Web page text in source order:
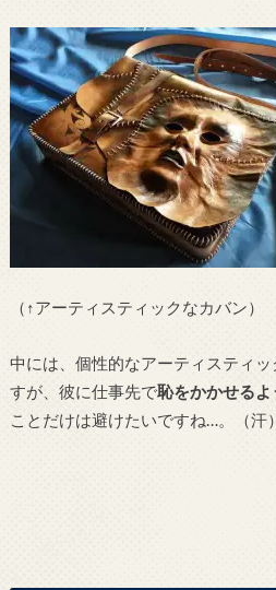
（↑アーティスティックなカバン）
中には、個性的なアーティスティ
すが、彼に仕事先で恥をかかせる
ことだけは避けたいですね…。（汗）